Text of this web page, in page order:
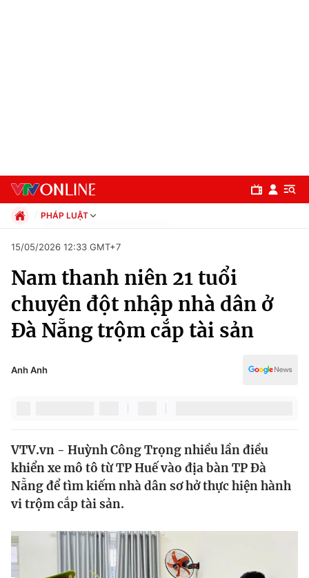
Chuyên mục
Chính trị
Thế giới
Tin tức
Thế giới đó đây
Câu chuyện quốc tế
Kinh tế
Tài chính
Thị trường
Dữ liệu và đời sống
PHÁP LUẬT
Xã hội
Pháp luật
Thể thao
Truyền hình
Văn hóa - Giải trí
15/05/2026 12:33 GMT+7
Nam thanh niên 21 tuổi
chuyên đột nhập nhà dân ở
Đà Nẵng trộm cắp tài sản
Anh Anh
VTV.vn - Huỳnh Công Trọng nhiều lần điều
khiển xe mô tô từ TP Huế vào địa bàn TP Đà
Nẵng để tìm kiếm nhà dân sơ hở thực hiện hành
vi trộm cắp tài sản.